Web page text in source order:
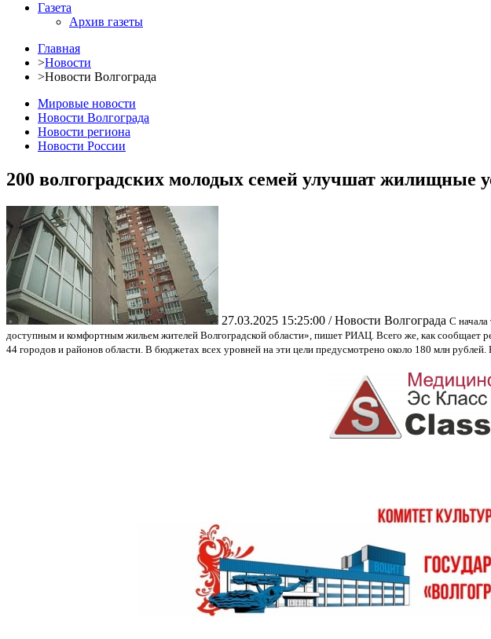
Газета
Архив газеты
Главная
>Новости
>Новости Волгограда
Мировые новости
Новости Волгограда
Новости региона
Новости России
200 волгоградских молодых семей улучшат жилищные
27.03.2025 15:25:00 / Новости Волгограда С начала
доступным и комфортным жильем жителей Волгоградской области», пишет РИАЦ. Всего же, как сообщает
44 городов и районов области. В бюджетах всех уровней на эти цели предусмотрено около 180 млн